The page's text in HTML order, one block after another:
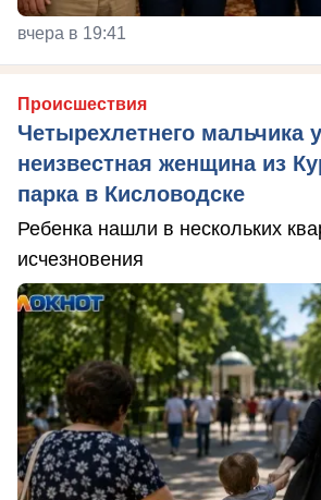
вчера в 19:41
Происшествия
Четырехлетнего мальчика
неизвестная женщина из
парка в Кисловодске
Ребенка нашли в нескольких
исчезновения